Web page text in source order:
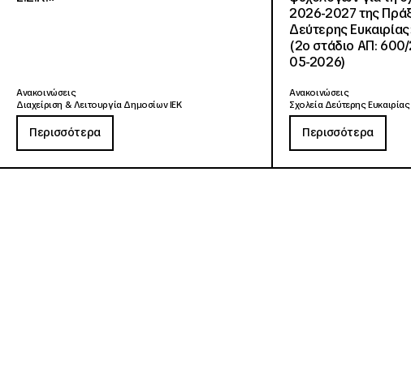
Ανακοινώσεις
Διαχείριση & Λειτουργία Δημοσίων ΙΕΚ
Περισσότερα
2026-2027 της
Δεύτερης
(2ο στάδιο ΑΠ:
05-2026)
Ανακοινώσεις
Σχολεία Δεύτερης Ευκαιρίας
Περισσότερα